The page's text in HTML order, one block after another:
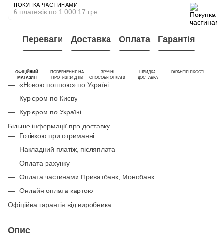
ПОКУПКА ЧАСТИНАМИ
6 платежів по 1 000.17 грн
Переваги Доставка Оплата Гарантія
ОФІЦІЙНИЙ
МАГАЗИН
ПОВЕРНЕННЯ НА
ПРОТЯЗІ 14 ДНІВ
ЗРУЧНІ
СПОСОБИ ОПЛАТИ
ШВИДКА
ДОСТАВКА
ГАРАНТІЯ ЯКОСТІ
«Новою поштою» по Україні
Кур'єром по Києву
Кур'єром по Україні
Більше інформації про доставку
Готівкою при отриманні
Накладний платіж, післяплата
Оплата рахунку
Оплата частинами Приватбанк, Монобанк
Онлайн оплата картою
Офіційна гарантія від виробника.
Опис